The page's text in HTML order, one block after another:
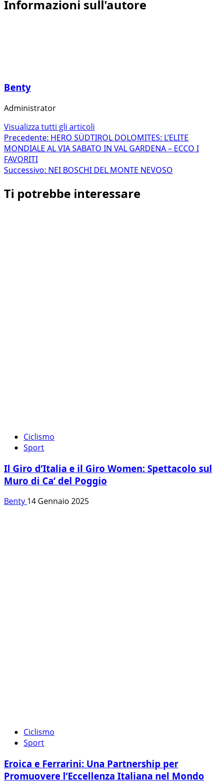
Informazioni sull'autore
Benty
Administrator
Visualizza tutti gli articoli
Navigazione
articolo
Precedente: HERO SÜDTIROL DOLOMITES: L’ELITE
MONDIALE AL VIA SABATO IN VAL GARDENA – ECCO I
FAVORITI
Successivo: NEI BOSCHI DEL MONTE NEVOSO
Ti potrebbe interessare
Ciclismo
Sport
Il Giro d’Italia e il Giro Women: Spettacolo sul
Muro di Ca’ del Poggio
Benty 14 Gennaio 2025
Ciclismo
Sport
Eroica e Ferrarini: Una Partnership per
Promuovere l’Eccellenza Italiana nel Mondo